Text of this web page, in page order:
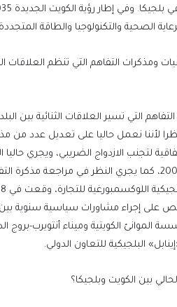
الصحية والتكنولوجيا والطاقة
ومذكرات التفاهم التي تنظم العلاقات
التي تسير العلاقات الثنائية بين
لأننا نعمل حاليا على تعديل عدد من
لتجنب الازدواج الضريبي، ويجري
حيز التنفيذ في الأول من ديسمبر 2004، كما يجري النظر
على إجراء مشاورات سياسية سنوية
الكويتية وميناء أنتويرب-بروج
البلجيكية للتعاون الدولي.
بين الكويت وبلجيكا؟